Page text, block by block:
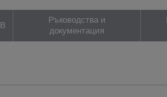
Ръководства и
документация